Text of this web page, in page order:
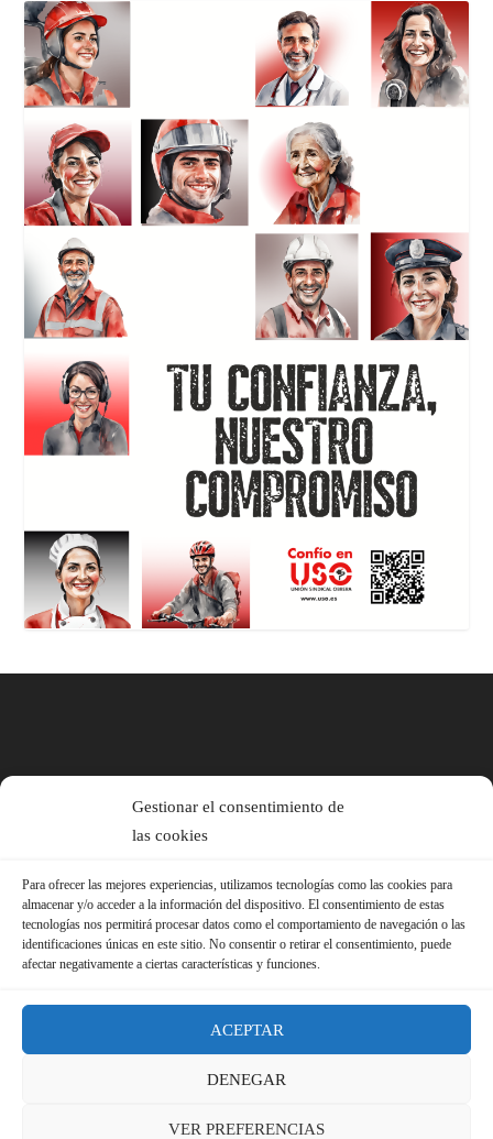
Gestionar el consentimiento de
las cookies
Para ofrecer las mejores experiencias, utilizamos tecnologías como las cookies para
almacenar y/o acceder a la información del dispositivo. El consentimiento de estas
tecnologías nos permitirá procesar datos como el comportamiento de navegación o las
identificaciones únicas en este sitio. No consentir o retirar el consentimiento, puede
afectar negativamente a ciertas características y funciones.
ACEPTAR
DENEGAR
VER PREFERENCIAS
Política de Cookies